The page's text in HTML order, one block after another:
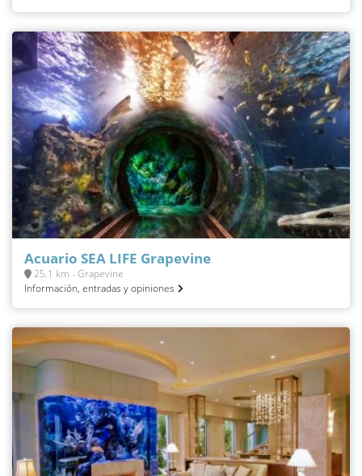
Acuario SEA LIFE Grapevine
25.1 km - Grapevine
Información, entradas y opiniones